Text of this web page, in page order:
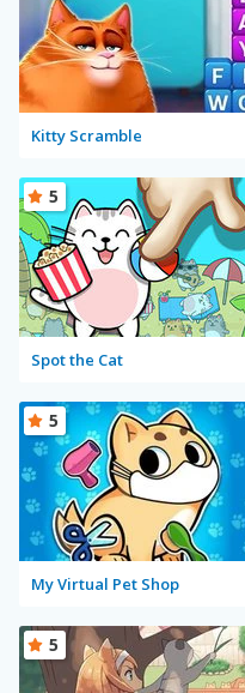
Kitty Scramble
Spot the Cat
5
My Virtual Pet Shop
5
5